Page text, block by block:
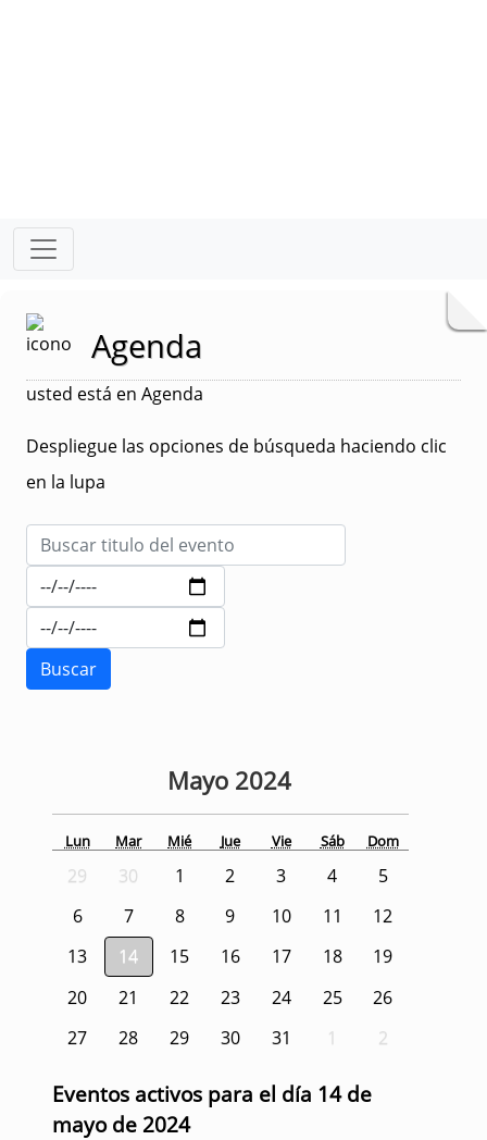
Agenda
usted está en Agenda
Despliegue las opciones de búsqueda haciendo clic
en la lupa
Mayo 2024
Lun Mar Mié Jue Vie Sáb Dom
29 30 1 2 3 4
5
6
7 8 9 10 11
12
13
14 15 16 17 18
19
20
21 22 23 24 25
26
27
28 29 30 31 1 2
Eventos activos para el día 14 de
mayo de 2024